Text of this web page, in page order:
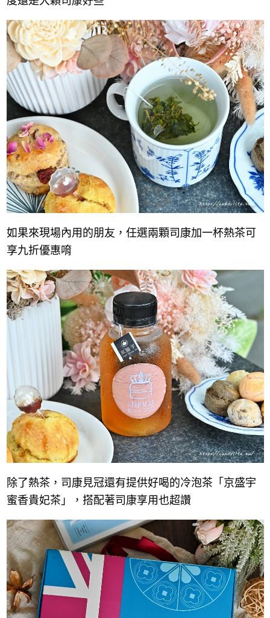
如果來現場內用的朋友，任選兩顆司康加一杯熱茶可
享九折優惠唷
除了熱茶，司康見冠還有提供好喝的冷泡茶「京盛宇
蜜香貴妃茶」，搭配著司康享用也超讚